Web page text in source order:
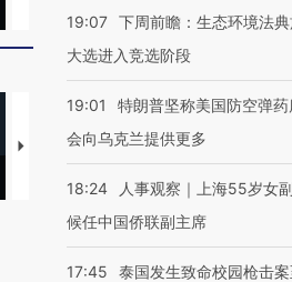
育部长拱下台
【推广】走进第四届链博
会，让数智科技“链”接产
【特别呈现】
有意思的生活方
19:07 下周前瞻：生态环境法
大选进入竞选阶段
19:01
特朗普坚称美国防空弹
会向乌克兰提供更多
18:24
人事观察｜上海55岁女
候任中国侨联副主席
17:45
泰国发生致命校园枪击